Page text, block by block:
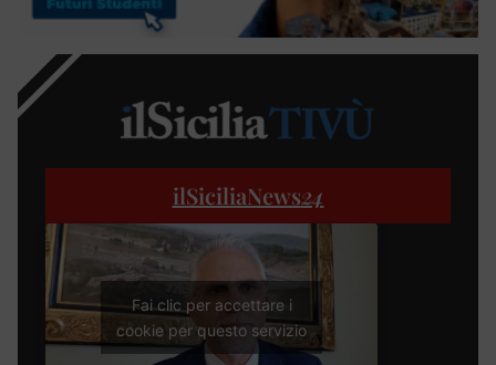
ilSiciliaNews24
Fai clic per accettare i
cookie per questo servizio